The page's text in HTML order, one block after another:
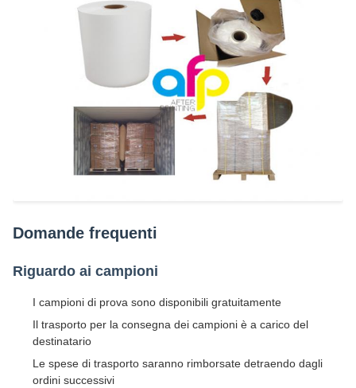
Domande frequenti
Riguardo ai campioni
I campioni di prova sono disponibili gratuitamente
Il trasporto per la consegna dei campioni è a carico del
destinatario
Le spese di trasporto saranno rimborsate detraendo dagli
ordini successivi